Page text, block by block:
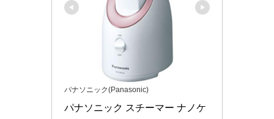
パナソニック(Panasonic)
パナソニック スチーマー ナノケ